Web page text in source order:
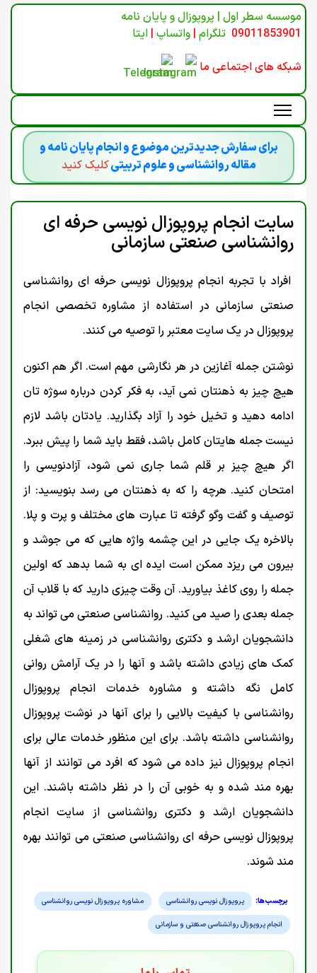
موسسه سطر اول | پروپوزال و پایان نامه
09011853901 تلگرام | واتساپ | ایتا
شبکه های اجتماعی ما
برای سفارش جدیدترین موضوع و انجام پایان نامه و
مقاله روانشناسی و علوم تربیتیکلیک کنید
سایت انجام پروپوزال نویسی حرفه ای
روانشناسی صنعتی سازمانی
افراد با تجربه انجام پروپوزال نویسی حرفه ای روانشناسی
صنعتی سازمانی در استفاده از مشاوره تخصصی انجام
پروپوزال در یک سایت معتبر را توصیه می کنند.
نوشتن جمله آغازین در هر نگارشی مهم است. اگر هم اکنون
هیچ چیز به ذهنتان نمی آید، به فکر کردن درباره سوژه تان
ادامه دهید و تخیل خود را آزاد بگذارید. یادتان باشد لازم
نیست جمله هایتان کامل باشد، فقط باید شما را پیش ببرد.
اگر هیچ چیز بر قلم شما جاری نمی شود، آزادنویسی را
امتحان کنید. هرچه را که به ذهنتان می رسد بنویسید: از
توصیف و گفت وگو گرفته تا عبارت های مختلف و پرت و پلا.
بالاخره یک جایی در این چشمه واژه هایی که می جوشد و
بیرون می ریزد ممکن است ایده ای به شما بدهد که اولین
جمله را روی کاغذ بیاورید. آن وقت چیزی دارید که با قلاب آن
جمله بعدی را صید می کنید. روانشناسی صنعتی می تواند به
دانشجویان ارشد و دکتری روانشناسی در زمینه های شغلی
کمک های زیادی داشته باشد و آنها را در یک آرامش روانی
کامل نگه داشته و مشاوره خدمات انجام پروپوزال
روانشناسی با کیفیت بالایی را برای آنها در نوشت پروپوزال
روانشناسی داشته باشد. برای این منظور خدمات عالی برای
انجام پروپوزال نیز داده می شود که افرد می توانند از آنها
بهره مند شده و به خوبی آن را در نظر داشته باشند. این
دانشجویان ارشد و دکتری روانشناسی از سایت انجام
پروپوزال نویسی حرفه ای روانشناسی صنعتی می توانند بهره
مند شوند.
پروپوزال نویسی روانشناسی مشاوره پروپوزال نویسی روانشناسی
انجام پروپوزال روانشناسی صنعتی و سازمانی